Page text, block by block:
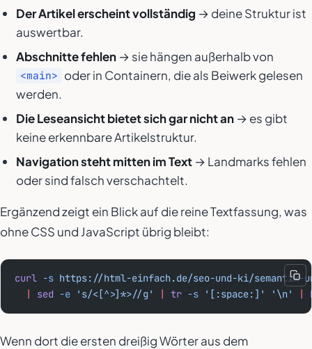
Der Artikel erscheint vollständig → deine Struktur ist
auswertbar.
Abschnitte fehlen→ sie hängen außerhalb von
<main> oder in Containern, die als Beiwerk gelesen
werden.
Die Leseansicht bietet sich gar nicht an→ es gibt
keine erkennbare Artikelstruktur.
Navigation steht mitten im Text→ Landmarks fehlen
oder sind falsch verschachtelt.
Ergänzend zeigt ein Blick auf die reine Textfassung, was
ohne CSS und JavaScript übrig bleibt:
curl -s https://html-einfach.de/seo-und-ki/semantik-
  |
sed -e 's/<[^>]*>//g' | tr -s '[:space:]' '\n' |
Wenn dort die ersten dreißig Wörter aus dem